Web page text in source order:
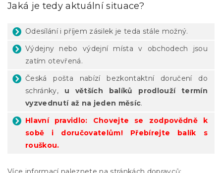
Jaká je tedy aktuální situace?
Odesílání i příjem zásilek je teda stále možný.
Výdejny nebo výdejní místa v obchodech jsou
zatím otevřená.
Česká pošta nabízí bezkontaktní doručení do
schránky, u větších balíků prodlouží termín
vyzvednutí až na jeden měsíc.
Hlavní pravidlo:
Chovejte se zodpovědně k
sobě i doručovatelům! Přebírejte balík s
rouškou.